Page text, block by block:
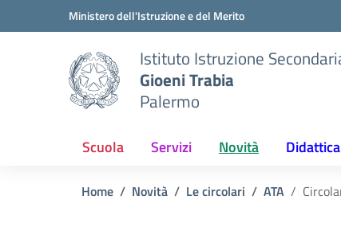
Vai ai contenuti
Vai al menu di navigazioneMinistero dell'Istruzione e del Merito
Istituto Istruzione
Gioeni Trabia
Palermo
Scuola Servizi Novità Didattica
Home Novità Le circolari ATA